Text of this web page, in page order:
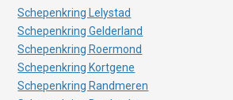
Schepenkring Lelystad
Schepenkring Gelderland
Schepenkring Roermond
Schepenkring Kortgene
Schepenkring Randmeren